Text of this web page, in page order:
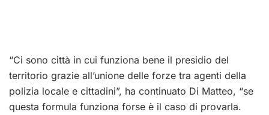
“Ci sono città in cui funziona bene il presidio del
territorio grazie all’unione delle forze tra agenti della
polizia locale e cittadini”, ha continuato Di Matteo, “se
questa formula funziona forse è il caso di provarla.